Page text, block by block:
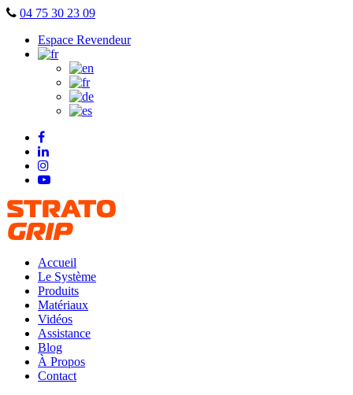
Skip
content
04 75 30 23 09
Espace Revendeur
Accueil
Le Système
Produits
Matériaux
Vidéos
Assistance
Blog
À Propos
Contact